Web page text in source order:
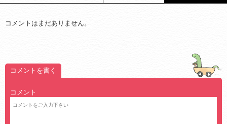
コメントはまだありません。
コメントを書く
コメント